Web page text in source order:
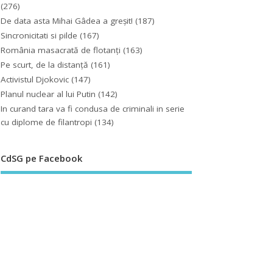
(276)
De data asta Mihai Gâdea a greşit! (187)
Sincronicitati si pilde (167)
România masacrată de flotanţi (163)
Pe scurt, de la distanță (161)
Activistul Djokovic (147)
Planul nuclear al lui Putin (142)
In curand tara va fi condusa de criminali in serie
cu diplome de filantropi (134)
CdSG pe Facebook